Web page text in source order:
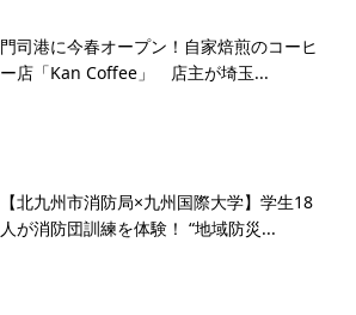
門司港に今春オープン！自家焙煎のコーヒ
ー店「Kan Coffee」 店主が埼玉...
【北九州市消防局×九州国際大学】学生18
人が消防団訓練を体験！ “地域防災...